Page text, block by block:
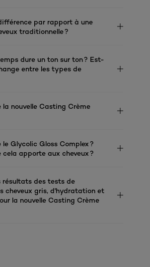
par rapport à une
traditionnelle ?
dure un ton sur ton ? Est-
entre les types de
la nouvelle Casting Crème
Glycolic Gloss Complex ?
cela apporte aux cheveux ?
résultats des tests de
cheveux gris, d'hydratation et
la nouvelle Casting Crème